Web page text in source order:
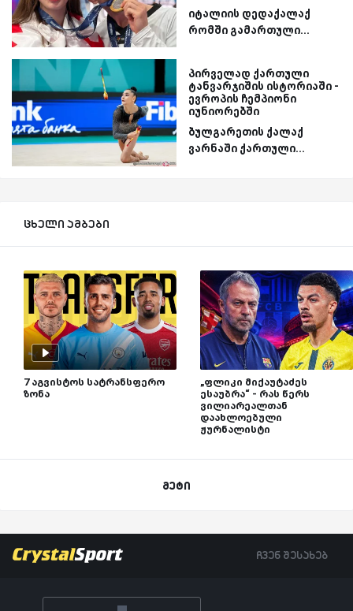
იტალიის დედაქალაქ
რომში გამართული...
პირველად ქართული
ტანვარჯიშის ისტორიაში -
ევროპის ჩემპიონი
იუნიორებში
ბულგარეთის ქალაქ
ვარნაში ქართული...
ცხელი ამბები
7 აგვისტოს სატრანსფერო
ზონა
„ფლიკი მიქაუტაძეს
ესაუბრა“ - რას წერს
ვილიარეალთან
დაახლოებული
ჟურნალისტი
მეტი
ჩვენ შესახებ